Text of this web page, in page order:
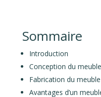
Sommaire
Introduction
Conception du
Fabrication du
Avantages d’un